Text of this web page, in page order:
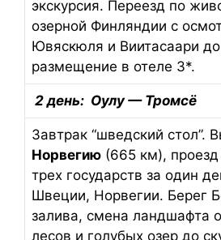
экскурсия. Переезд по
озерной Финляндии с
Ювяскюля и Виитасаари до
размещение в отеле 3*.
2 день: Оулу — Тромсё
Завтрак “шведский стол”.
Норвегию (665 км),
трех государств за один
Швеции, Норвегии. Берег
залива, смена ландшафта
лесов и голубых озер до